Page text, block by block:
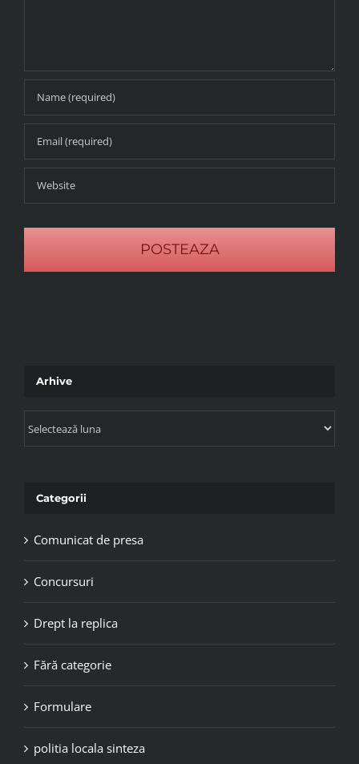
Arhive
Arhive
Categorii
Comunicat de presa
Concursuri
Drept la replica
Fără categorie
Formulare
politia locala sinteza